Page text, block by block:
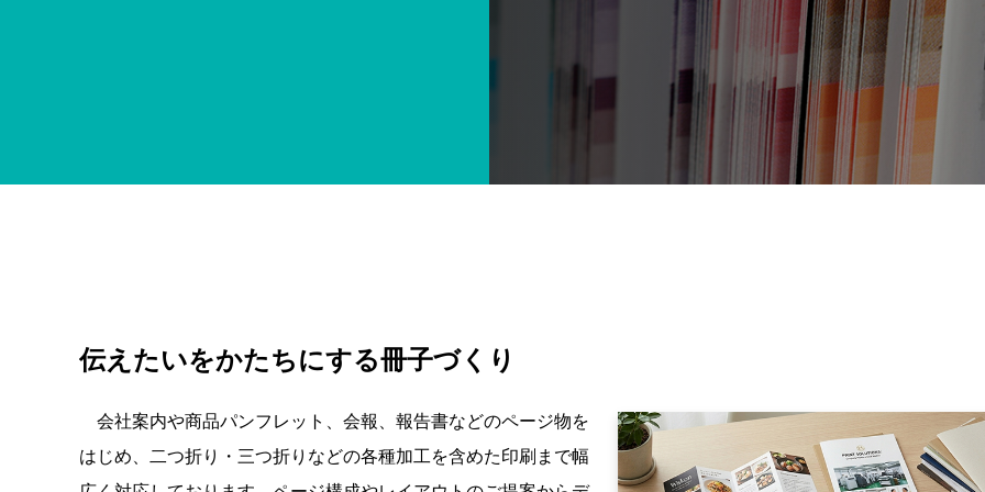
伝えたいをかたちにする冊子づくり
会社案内や商品パンフレット、会報、報告書などのページ物を
はじめ、二つ折り・三つ折りなどの各種加工を含めた印刷まで幅